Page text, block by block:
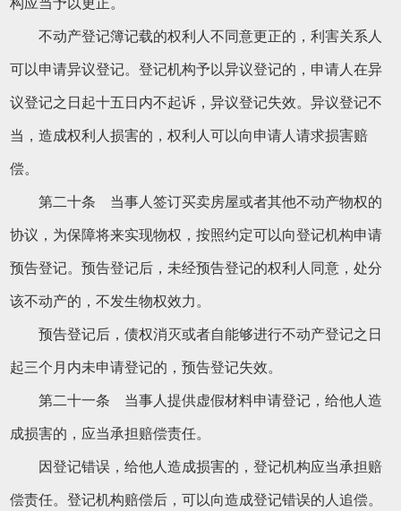
不动产登记簿记载的权利人不同意更正的，利害关系人
可以申请异议登记。登记机构予以异议登记的，申请人在异
议登记之日起十五日内不起诉，异议登记失效。异议登记不
当，造成权利人损害的，权利人可以向申请人请求损害赔
偿。
第二十条 当事人签订买卖房屋或者其他不动产物权的
协议，为保障将来实现物权，按照约定可以向登记机构申请
预告登记。预告登记后，未经预告登记的权利人同意，处分
该不动产的，不发生物权效力。
预告登记后，债权消灭或者自能够进行不动产登记之日
起三个月内未申请登记的，预告登记失效。
第二十一条 当事人提供虚假材料申请登记，给他人造
成损害的，应当承担赔偿责任。
因登记错误，给他人造成损害的，登记机构应当承担赔
偿责任。登记机构赔偿后，可以向造成登记错误的人追偿。